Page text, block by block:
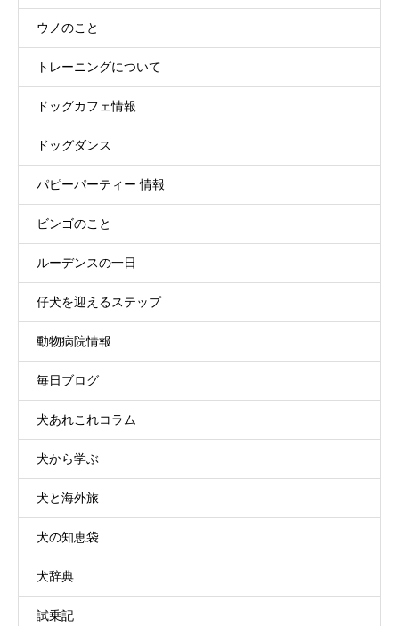
ウノのこと
トレーニングについて
ドッグカフェ情報
ドッグダンス
パピーパーティー 情報
ビンゴのこと
ルーデンスの一日
仔犬を迎えるステップ
動物病院情報
毎日ブログ
犬あれこれコラム
犬から学ぶ
犬と海外旅
犬の知恵袋
犬辞典
試乗記